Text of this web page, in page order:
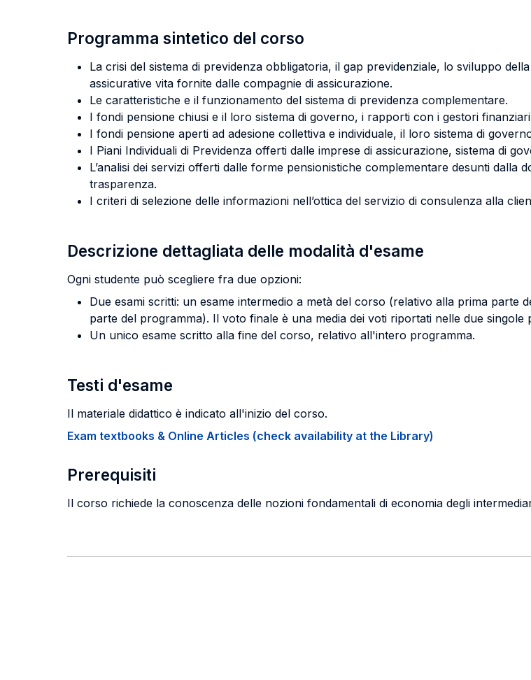
Programma sintetico del corso
La crisi del sistema di previdenza obbligatoria, il gap previdenziale, lo sviluppo
assicurative vita fornite dalle compagnie di assicurazione.
Le caratteristiche e il funzionamento del sistema di previdenza complementare.
I fondi pensione chiusi e il loro sistema di governo, i rapporti con i gestori
I fondi pensione aperti ad adesione collettiva e individuale, il loro sistema di
I Piani Individuali di Previdenza offerti dalle imprese di assicurazione, sistema di
L’analisi dei servizi offerti dalle forme pensionistiche complementare desunti dalla
trasparenza.
I criteri di selezione delle informazioni nell’ottica del servizio di consulenza alla
Descrizione dettagliata delle modalità d'esame
Ogni studente può scegliere fra due opzioni:
Due esami scritti: un esame intermedio a metà del corso (relativo alla prima parte
parte del programma). Il voto finale è una media dei voti riportati nelle due singole
Un unico esame scritto alla fine del corso, relativo all'intero programma.
Testi d'esame
Il materiale didattico è indicato all'inizio del corso.
Exam textbooks & Online Articles (check availability at the Library)
Prerequisiti
Il corso richiede la conoscenza delle nozioni fondamentali di economia degli